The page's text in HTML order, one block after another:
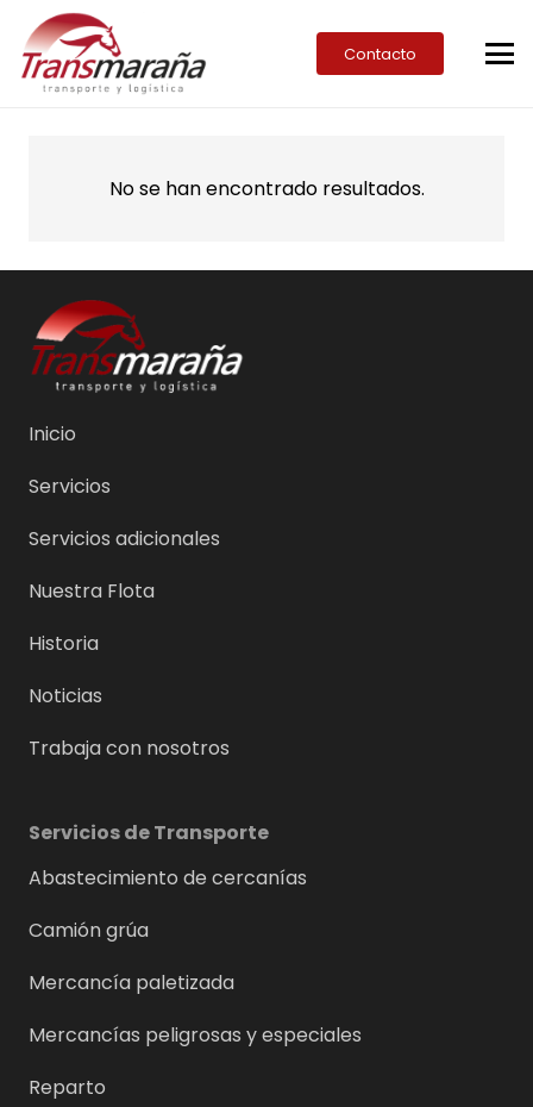
Contacto
No se han encontrado resultados.
Inicio
Servicios
Servicios adicionales
Nuestra Flota
Historia
Noticias
Trabaja con nosotros
Servicios de Transporte
Abastecimiento de cercanías
Camión grúa
Mercancía paletizada
Mercancías peligrosas y especiales
Reparto